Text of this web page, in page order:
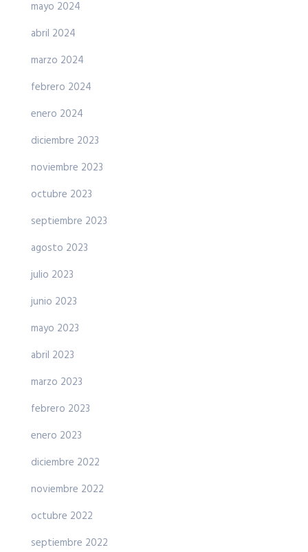
mayo 2024
abril 2024
marzo 2024
febrero 2024
enero 2024
diciembre 2023
noviembre 2023
octubre 2023
septiembre 2023
agosto 2023
julio 2023
junio 2023
mayo 2023
abril 2023
marzo 2023
febrero 2023
enero 2023
diciembre 2022
noviembre 2022
octubre 2022
septiembre 2022